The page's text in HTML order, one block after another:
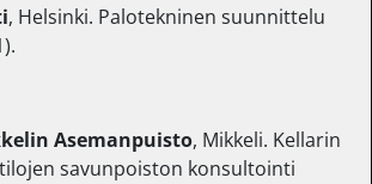
, Helsinki. Palotekninen suunnittelu
Asemanpuisto, Mikkeli. Kellarin
savunpoiston konsultointi